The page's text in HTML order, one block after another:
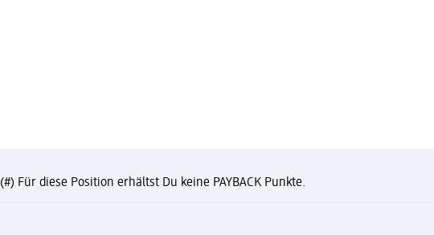
(#) Für diese Position erhältst Du keine PAYBACK Punkte.